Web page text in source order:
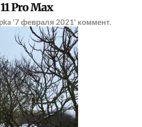
Pro Max
'7 февраля 2021' коммент.